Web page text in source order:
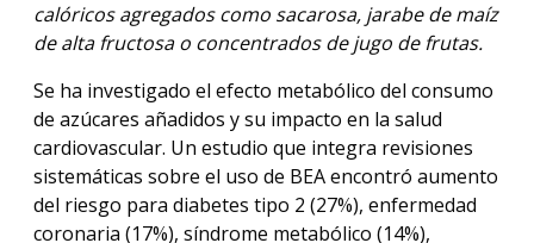
calóricos agregados como sacarosa, jarabe de maíz
de alta fructosa o concentrados de jugo de frutas.
Se ha investigado el efecto metabólico del consumo
de azúcares añadidos y su impacto en la salud
cardiovascular. Un estudio que integra revisiones
sistemáticas sobre el uso de BEA encontró aumento
del riesgo para diabetes tipo 2 (27%), enfermedad
coronaria (17%), síndrome metabólico (14%),